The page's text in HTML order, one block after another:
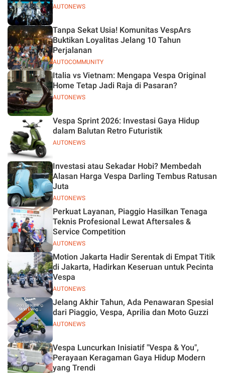
AUTONEWS
AUTOCOMMUNITY
Tanpa Sekat Usia! Komunitas VespArs
Buktikan Loyalitas Jelang 10 Tahun
Perjalanan
AUTONEWS
Italia vs Vietnam: Mengapa Vespa Original
Home Tetap Jadi Raja di Pasaran?
AUTONEWS
Vespa Sprint 2026: Investasi Gaya Hidup
dalam Balutan Retro Futuristik
AUTONEWS
Investasi atau Sekadar Hobi? Membedah
Alasan Harga Vespa Darling Tembus Ratusan
Juta
AUTONEWS
Perkuat Layanan, Piaggio Hasilkan Tenaga
Teknis Profesional Lewat Aftersales &
Service Competition
AUTONEWS
Motion Jakarta Hadir Serentak di Empat Titik
di Jakarta, Hadirkan Keseruan untuk Pecinta
Vespa
AUTONEWS
Jelang Akhir Tahun, Ada Penawaran Spesial
dari Piaggio, Vespa, Aprilia dan Moto Guzzi
Vespa Luncurkan Inisiatif "Vespa & You",
Perayaan Keragaman Gaya Hidup Modern
yang Trendi